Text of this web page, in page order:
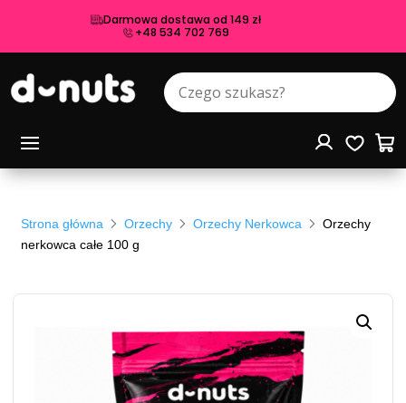
Darmowa dostawa od 149 zł
+48 534 702 769
Strona główna Orzechy Orzechy Nerkowca
Orzechy
nerkowca całe 100 g